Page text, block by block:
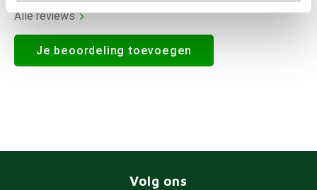
Alle reviews
Je beoordeling toevoegen
Volg ons